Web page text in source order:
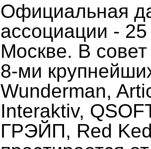
Официальная
ассоциации -
Москве. В
8-ми
Wunderman,
Interaktiv,
ГРЭЙП, Red